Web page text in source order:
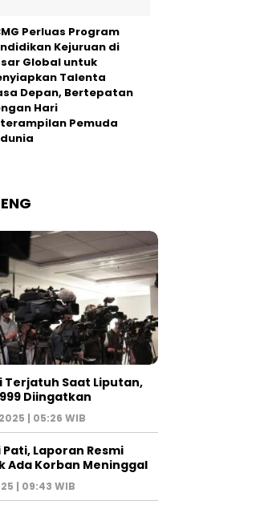
Perluas Program
Kejuruan di
Global untuk
Talenta
Depan, Bertepatan
Hari
Pemuda
Terjatuh Saat Liputan,
Diingatkan
| 05:26 WIB
Pati, Laporan Resmi
Ada Korban Meninggal
| 09:43 WIB